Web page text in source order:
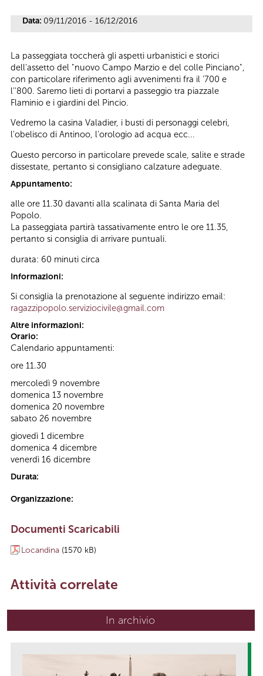
Data: 09/11/2016 - 16/12/2016
La passeggiata toccherà gli aspetti urbanistici e storici
dell'assetto del "nuovo Campo Marzio e del colle Pinciano",
con particolare riferimento agli avvenimenti fra il '700 e
l''800. Saremo lieti di portarvi a passeggio tra piazzale
Flaminio e i giardini del Pincio.
Vedremo la casina Valadier, i busti di personaggi celebri,
l'obelisco di Antinoo, l'orologio ad acqua ecc...
Questo percorso in particolare prevede scale, salite e strade
dissestate, pertanto si consigliano calzature adeguate.
Appuntamento:
alle ore 11.30 davanti alla scalinata di Santa Maria del
Popolo.
La passeggiata partirà tassativamente entro le ore 11.35,
pertanto si consiglia di arrivare puntuali.
durata: 60 minuti circa
Informazioni:
Si consiglia la prenotazione al seguente indirizzo email:
ragazzipopolo.serviziocivile@gmail.com
Altre informazioni:
Orario:
Calendario appuntamenti:
ore 11.30
mercoledì 9 novembre
domenica 13 novembre
domenica 20 novembre
sabato 26 novembre
giovedì 1 dicembre
domenica 4 dicembre
venerdì 16 dicembre
Durata:
Organizzazione:
Documenti Scaricabili
Locandina (1570 kB)
Attività correlate
In archivio